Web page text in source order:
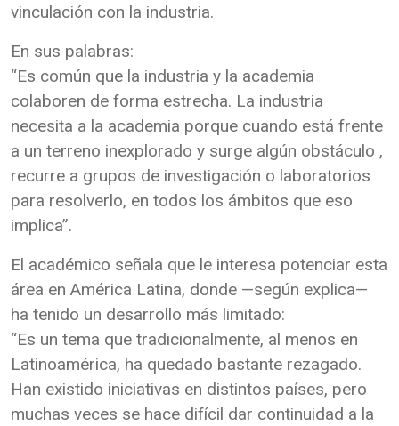
vinculación con la industria.
En sus palabras:
“Es común que la industria y la academia
colaboren de forma estrecha. La industria
necesita a la academia porque cuando está frente
a un terreno inexplorado y surge algún obstáculo ,
recurre a grupos de investigación o laboratorios
para resolverlo, en todos los ámbitos que eso
implica”.
El académico señala que le interesa potenciar esta
área en América Latina, donde —según explica—
ha tenido un desarrollo más limitado:
“Es un tema que tradicionalmente, al menos en
Latinoamérica, ha quedado bastante rezagado.
Han existido iniciativas en distintos países, pero
muchas veces se hace difícil dar continuidad a la